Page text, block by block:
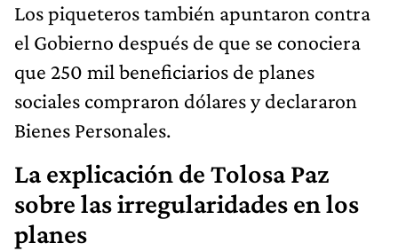
Los piqueteros también apuntaron contra
el Gobierno después de que se conociera
que 250 mil beneficiarios de planes
sociales compraron dólares y declararon
Bienes Personales.
La explicación de Tolosa Paz
sobre las irregularidades en los
planes